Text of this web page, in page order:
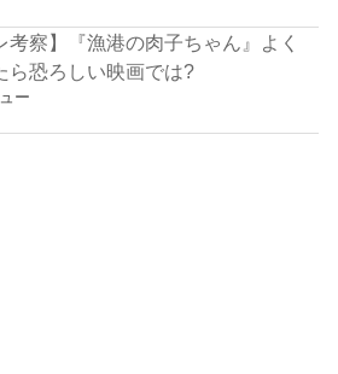
考察】『漁港の肉子ちゃん』よく
ら恐ろしい映画では?
ー